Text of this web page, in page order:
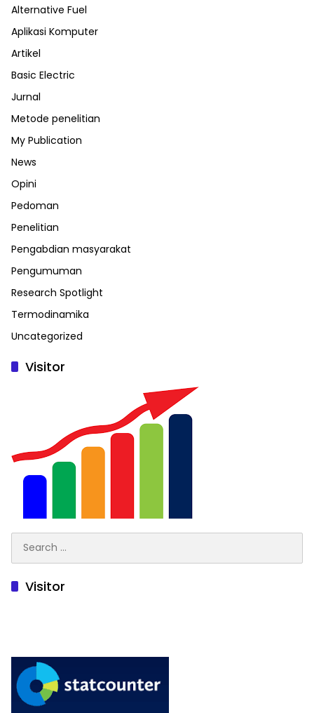
Alternative Fuel
Aplikasi Komputer
Artikel
Basic Electric
Jurnal
Metode penelitian
My Publication
News
Opini
Pedoman
Penelitian
Pengabdian masyarakat
Pengumuman
Research Spotlight
Termodinamika
Uncategorized
Visitor
for:
Visitor